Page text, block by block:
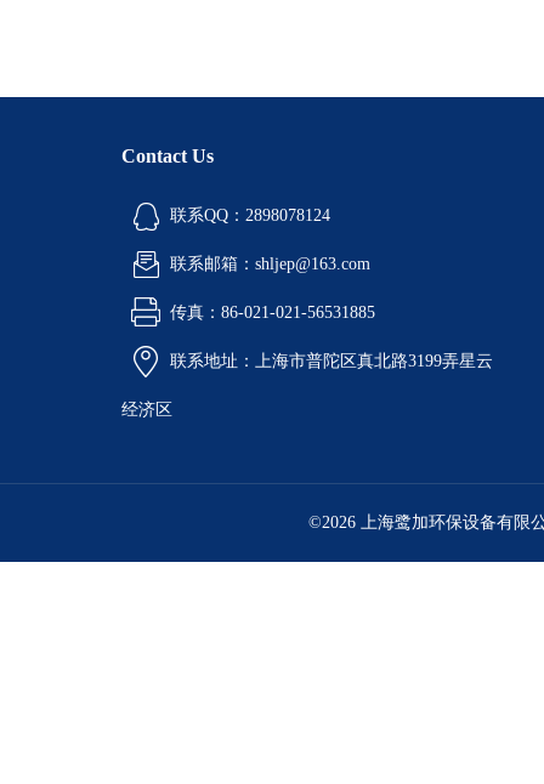
Contact Us
联系QQ：2898078124
联系邮箱：shljep@163.com
传真：86-021-021-56531885
联系地址：上海市普陀区真北路3199弄星云
经济区
©2026 上海鹭加环保设备有限